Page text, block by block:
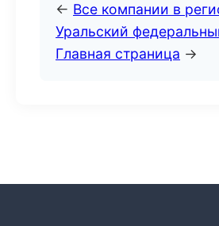
← Все компании в
Уральский
Главная страница →